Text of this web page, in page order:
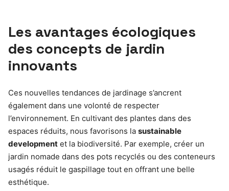
Les avantages écologiques
des concepts de jardin
innovants
Ces nouvelles tendances de jardinage s’ancrent
également dans une volonté de respecter
l’environnement. En cultivant des plantes dans des
espaces réduits, nous favorisons la sustainable
development et la biodiversité. Par exemple, créer un
jardin nomade dans des pots recyclés ou des conteneurs
usagés réduit le gaspillage tout en offrant une belle
esthétique.